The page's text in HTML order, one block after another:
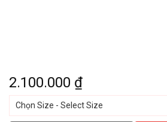
2.100.000 ₫